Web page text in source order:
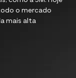
o mercado
mais alta